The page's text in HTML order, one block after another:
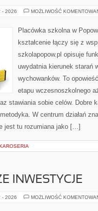
- 2026 MOŻLIWOŚĆ
Placówka szkolna w
kształcenie łączy się z
szkolapopow.pl opisuje
uwydatnia kierunek starań
wychowanków. To
etapu wczesnoszkolnego
stawiania sobie celów. Dobre
W centrum działań
jest tu rozumiana jako […]
INWESTYCJE
- 2026 MOŻLIWOŚĆ